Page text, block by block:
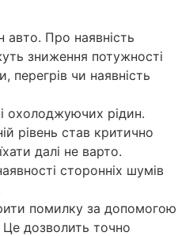
авто. Про наявність
зниження потужності
перегрів чи наявність
і охолоджуючих рідин.
рівень став критично
далі не варто.
сторонніх шумів
помилку за допомогою
Це дозволить точно